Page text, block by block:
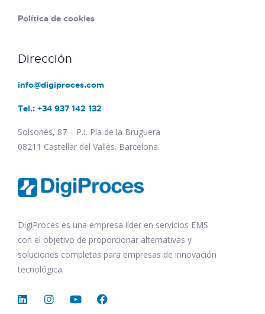
Política de cookies
Dirección
info@digiproces.com
Tel.: +34 937 142 132
Solsonès, 87 – P.I. Pla de la Bruguera
08211 Castellar del Vallès. Barcelona
DigiProces es una empresa líder en servicios EMS
con el objetivo de proporcionar alternativas y
soluciones completas para empresas de innovación
tecnológica.